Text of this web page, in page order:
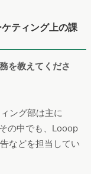
ティング上の課
を教えてくださ
ング部は主に
の中でも、Looop
などを担当してい